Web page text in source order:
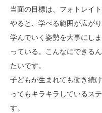
当面の目標は、フォトレイ
やると、学べる範囲が広が
学んでいく姿勢を大事にし
っている。こんなにできる
たいです。
子どもが生まれても働き続
ってもキラキラしているス
す。